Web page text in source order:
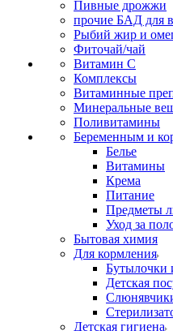
Пивные дрожжи
прочие БАД для
Рыбий жир и
Фиточай/чай
Витамин С
Комплексы
Витаминные
Минеральные
Поливитамины
Беременным и
Белье
Витамины
Крема
Питание
Предметы
Уход за
Бытовая химия
Для кормления
Бутылочки
Детская
Детская гигиена